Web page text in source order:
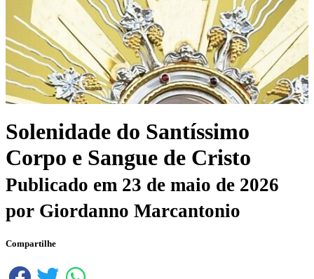
Solenidade do Santíssimo
Corpo e Sangue de Cristo
Publicado em 23 de maio de 2026
por Giordanno Marcantonio
Compartilhe